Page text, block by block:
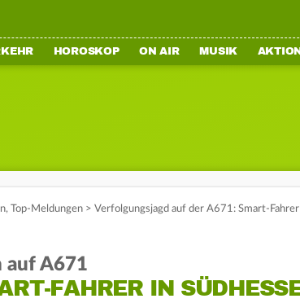
HOROSKOP ON AIR MUSIK
, Top-Meldungen > Verfolgungsjagd auf der A671: Smart-Fahrer
auf A671
FAHRER IN